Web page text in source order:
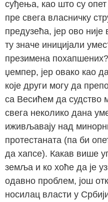
суђења, као што су
пре свега власничку
предузећа, јер ово
ту значе иницијали
презимена
џемпер, јер овако као
које други могу да
са Весићем да
свега неколико дана
иживљавају над
протестаната (па би
да хапсе). Какав више
земља и ко хоће да је
одавно проблем, још
носилац власти у